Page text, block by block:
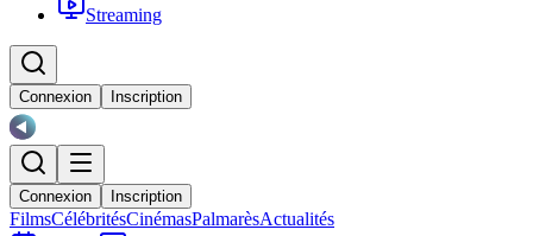
Streaming
Connexion Inscription
Connexion Inscription
FilmsCélébritésCinémasPalmarèsActualités